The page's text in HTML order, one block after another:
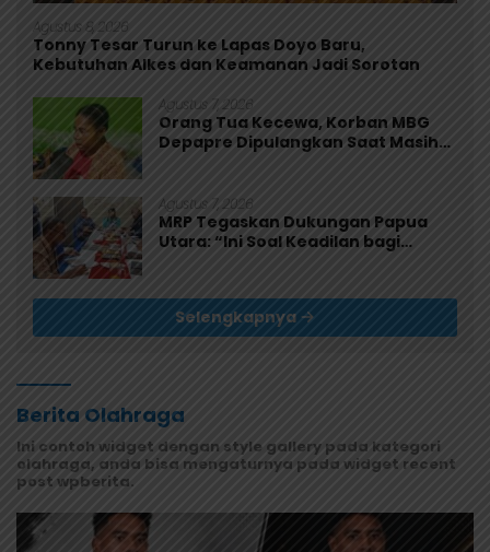
Agustus 8, 2026
Tonny Tesar Turun ke Lapas Doyo Baru,
Kebutuhan Alkes dan Keamanan Jadi Sorotan
Agustus 7, 2026
Orang Tua Kecewa, Korban MBG
Depapre Dipulangkan Saat Masih
Agustus 7, 2026
MRP Tegaskan Dukungan Papua
Utara: “Ini Soal Keadilan bagi
Selengkapnya
Berita Olahraga
Ini contoh widget dengan style gallery pada kategori
olahraga, anda bisa mengaturnya pada widget recent
post wpberita.